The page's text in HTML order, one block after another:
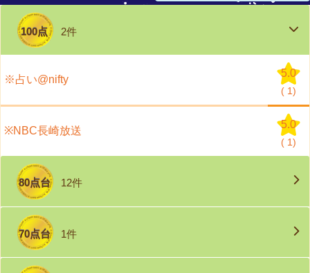
100点 2件
※占い@nifty
5.0
( 1)
※NBC長崎放送
5.0
( 1)
80点台 12件
70点台 1件